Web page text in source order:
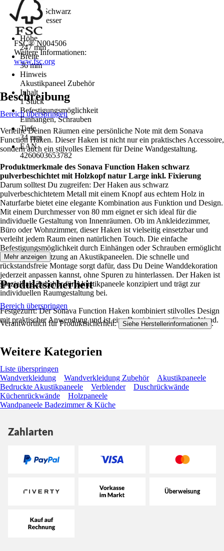
Farbton
Braun, Schwarz
Durchmesser
80 mm
Höhe
247 mm
Breite
36 mm
Hinweis
Akustikpaneel Zubehör
Inhalt
1 Stück
Befestigungsmöglichkeit
Einhängen, Schrauben
Tiefe
34 mm
EAN
4260603653782
FSC® N004506
Weitere Informationen:
www.fsc.org
Beschreibung
Bereich überspringen
Verleihe Deinen Räumen eine persönliche Note mit dem Sonava
Function Haken. Dieser Haken ist nicht nur ein praktisches Accessoire,
sondern auch ein stilvolles Element für Deine Wandgestaltung.
Produktmerkmale des Sonava Function Haken schwarz
pulverbeschichtet mit Holzkopf natur Large inkl. Fixierung
Darum solltest Du zugreifen: Der Haken aus schwarz
pulverbeschichtetem Metall mit einem Knopf aus echtem Holz in
Naturfarbe bietet eine elegante Kombination aus Funktion und Design.
Mit einem Durchmesser von 80 mm eignet er sich ideal für die
individuelle Gestaltung von Innenräumen. Ob im Ankleidezimmer,
Büro oder Wohnzimmer, dieser Haken ist vielseitig einsetzbar und
verleiht jedem Raum einen natürlichen Touch. Die einfache
Befestigungsmöglichkeit durch Einhängen oder Schrauben ermöglicht
eine flexible Nutzung an Akustikpaneelen. Die schnelle und
rückstandsfreie Montage sorgt dafür, dass Du Deine Wanddekoration
jederzeit anpassen kannst, ohne Spuren zu hinterlassen. Der Haken ist
speziell als Zubehör für Akustikpaneele konzipiert und trägt zur
individuellen Raumgestaltung bei.
Festgezurrt: Der Sonava Function Haken kombiniert stilvolles Design
mit praktischer Anwendung und ist eine Bereicherung für jede Wand.
Mehr anzeigen
Produktsicherheit
Bereich überspringen
Verantwortlich für Produktsicherheit: Siehe Herstellerinformationen .
Weitere Kategorien
Liste überspringen
Wandverkleidung
Wandverkleidung Zubehör
Akustikpaneele
Bedruckte Akustikpaneele
Verblender
Duschrückwände
Küchenrückwände
Holzpaneele
Wandpaneele Badezimmer & Küche
Zahlarten